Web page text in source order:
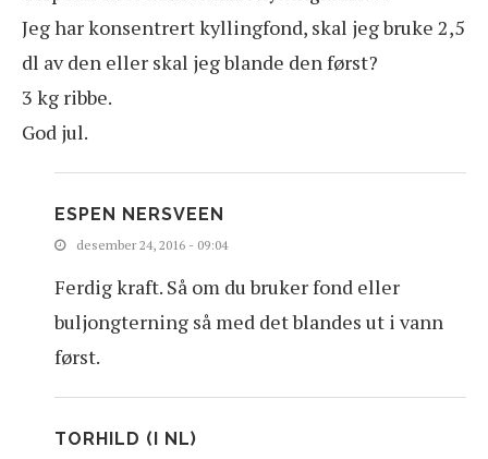
Jeg har konsentrert kyllingfond, skal jeg bruke 2,5
dl av den eller skal jeg blande den først?
3 kg ribbe.
God jul.
ESPEN NERSVEEN
desember 24, 2016 - 09:04
Ferdig kraft. Så om du bruker fond eller
buljongterning så med det blandes ut i vann
først.
TORHILD (I NL)